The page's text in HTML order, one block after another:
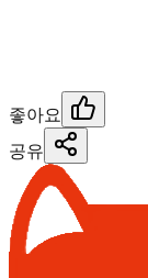
좋아요
공유